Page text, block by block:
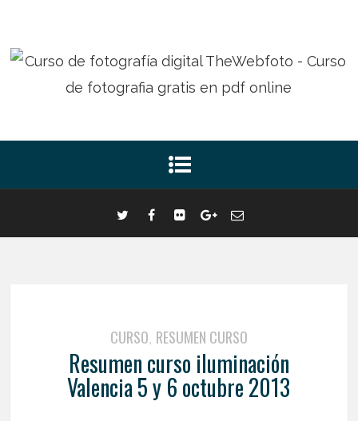
CURSO, RESUMEN CURSO
Resumen curso iluminación
Valencia 5 y 6 octubre 2013